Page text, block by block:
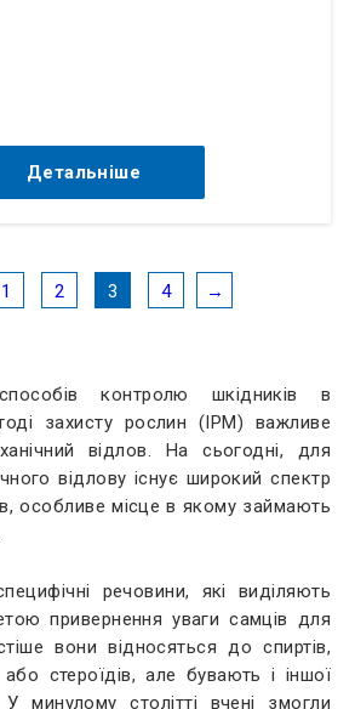
Детальніше
1 2 3 4 →
контролю шкідників в
захисту рослин (IPM) важливе
відлов. На сьогодні, для
відлову існує широкий спектр
особливе місце в якому займають
речовини, які виділяють
привернення уваги самців для
вони відносяться до спиртів,
або стероїдів, але бувають і іншої
У минулому столітті вчені змогли